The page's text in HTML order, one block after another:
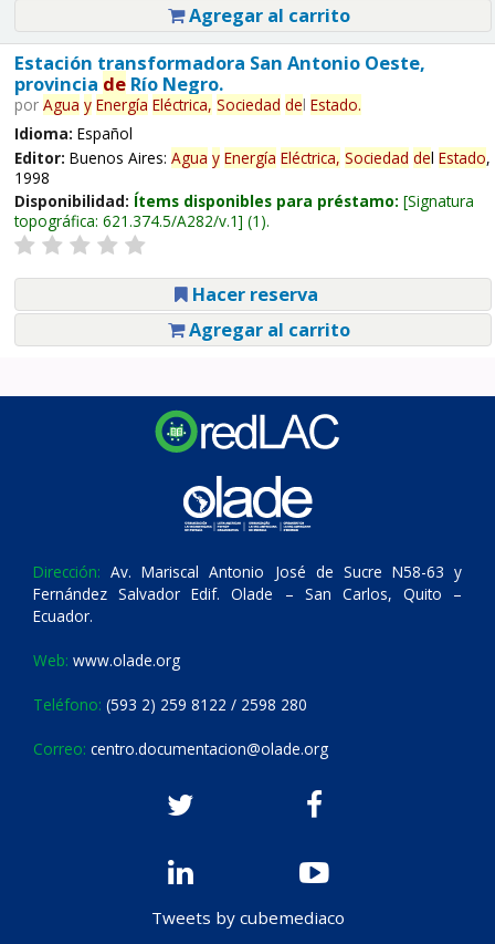
Agregar al carrito
Estación transformadora San Antonio Oeste,
provincia deRío Negro.
por Agua y Energía Eléctrica, Sociedad del Estado.
Idioma: Español
Editor: Buenos Aires: Agua y Energía Eléctrica, Sociedad del Estado,
1998
Disponibilidad: Ítems disponibles para préstamo: Signatura
topográfica: 621.374.5/A282/v.1 (1).
Hacer reserva
Agregar al carrito
Dirección: Av. Mariscal Antonio José de Sucre N58-63 y
Fernández Salvador Edif. Olade – San Carlos, Quito –
Ecuador.
Web: www.olade.org
Teléfono: (593 2) 259 8122 / 2598 280
Correo: centro.documentacion@olade.org
Tweets by cubemediaco